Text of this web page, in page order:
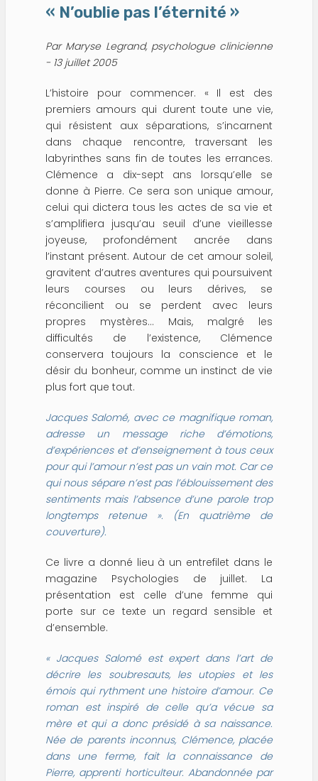
« N’oublie pas l’éternité »
Par Maryse Legrand, psychologue clinicienne
- 13 juillet 2005
L’histoire pour commencer. « Il est des
premiers amours qui durent toute une vie,
qui résistent aux séparations, s’incarnent
dans chaque rencontre, traversant les
labyrinthes sans fin de toutes les errances.
Clémence a dix-sept ans lorsqu’elle se
donne à Pierre. Ce sera son unique amour,
celui qui dictera tous les actes de sa vie et
s’amplifiera jusqu’au seuil d’une vieillesse
joyeuse, profondément ancrée dans
l’instant présent. Autour de cet amour soleil,
gravitent d’autres aventures qui poursuivent
leurs courses ou leurs dérives, se
réconcilient ou se perdent avec leurs
propres mystères… Mais, malgré les
difficultés de l’existence, Clémence
conservera toujours la conscience et le
désir du bonheur, comme un instinct de vie
plus fort que tout.
Jacques Salomé, avec ce magnifique roman,
adresse un message riche d’émotions,
d’expériences et d’enseignement à tous ceux
pour qui l’amour n’est pas un vain mot. Car ce
qui nous sépare n’est pas l’éblouissement des
sentiments mais l’absence d’une parole trop
longtemps retenue ». (En quatrième de
couverture).
Ce livre a donné lieu à un entrefilet dans le
magazine Psychologies de juillet. La
présentation est celle d’une femme qui
porte sur ce texte un regard sensible et
d’ensemble.
«Jacques Salomé est expert dans l’art de
décrire les soubresauts, les utopies et les
émois qui rythment une histoire d’amour. Ce
roman est inspiré de celle qu’a vécue sa
mère et qui a donc présidé à sa naissance.
Née de parents inconnus, Clémence, placée
dans une ferme, fait la connaissance de
Pierre, apprenti horticulteur. Abandonnée par